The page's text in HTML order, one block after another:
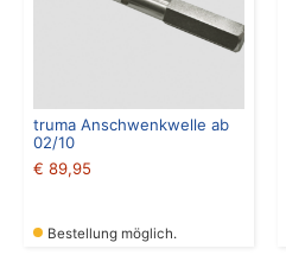
truma Anschwenkwelle ab
02/10
€ 89,95
Bestellung möglich.